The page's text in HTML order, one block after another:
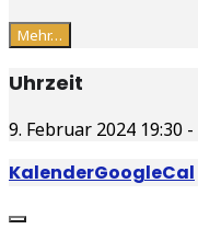
Mehr…
Uhrzeit
9. Februar 2024 19:30 -
KalenderGoogleCal